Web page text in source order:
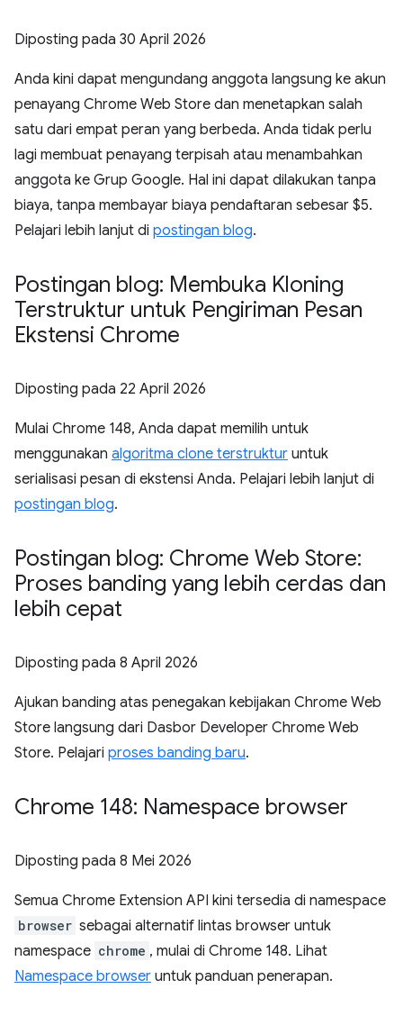
Diposting pada 30 April 2026
Anda kini dapat mengundang anggota langsung ke akun
penayang Chrome Web Store dan menetapkan salah
satu dari empat peran yang berbeda. Anda tidak perlu
lagi membuat penayang terpisah atau menambahkan
anggota ke Grup Google. Hal ini dapat dilakukan tanpa
biaya, tanpa membayar biaya pendaftaran sebesar $5.
Pelajari lebih lanjut di postingan blog.
Postingan blog: Membuka Kloning
Terstruktur untuk Pengiriman Pesan
Ekstensi Chrome
Diposting pada 22 April 2026
Mulai Chrome 148, Anda dapat memilih untuk
menggunakan algoritma clone terstruktur untuk
serialisasi pesan di ekstensi Anda. Pelajari lebih lanjut di
postingan blog.
Postingan blog: Chrome Web Store:
Proses banding yang lebih cerdas dan
lebih cepat
Diposting pada 8 April 2026
Ajukan banding atas penegakan kebijakan Chrome Web
Store langsung dari Dasbor Developer Chrome Web
Store. Pelajari proses banding baru.
Chrome 148: Namespace browser
Diposting pada 8 Mei 2026
Semua Chrome Extension API kini tersedia di namespace
browser sebagai alternatif lintas browser untuk
namespace chrome , mulai di Chrome 148. Lihat
Namespace browser untuk panduan penerapan.